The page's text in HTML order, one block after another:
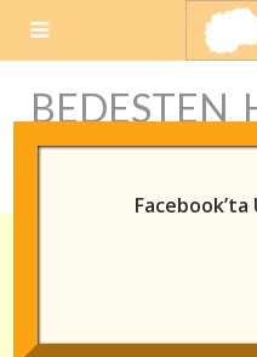
BEDESTEN
KISA BILGI
Facebook’ta